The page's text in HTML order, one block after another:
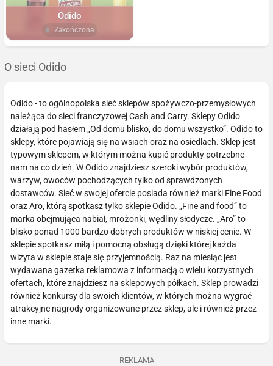
Odido
Zakończona
O sieci Odido
Odido - to ogólnopolska sieć sklepów spożywczo-przemysłowych
należąca do sieci franczyzowej Cash and Carry. Sklepy Odido
działają pod hasłem „Od domu blisko, do domu wszystko”. Odido to
sklepy, które pojawiają się na wsiach oraz na osiedlach. Sklep jest
typowym sklepem, w którym można kupić produkty potrzebne
nam na co dzień. W Odido znajdziesz szeroki wybór produktów,
warzyw, owoców pochodzących tylko od sprawdzonych
dostawców. Sieć w swojej ofercie posiada również marki Fine Food
oraz Aro, którą spotkasz tylko sklepie Odido. „Fine and food” to
marka obejmująca nabiał, mrożonki, wędliny słodycze. „Aro” to
blisko ponad 1000 bardzo dobrych produktów w niskiej cenie. W
sklepie spotkasz miłą i pomocną obsługą dzięki której każda
wizyta w sklepie staje się przyjemnością. Raz na miesiąc jest
wydawana gazetka reklamowa z informacją o wielu korzystnych
ofertach, które znajdziesz na sklepowych półkach. Sklep prowadzi
również konkursy dla swoich klientów, w których można wygrać
atrakcyjne nagrody organizowane przez sklep, ale i również przez
inne marki.
REKLAMA